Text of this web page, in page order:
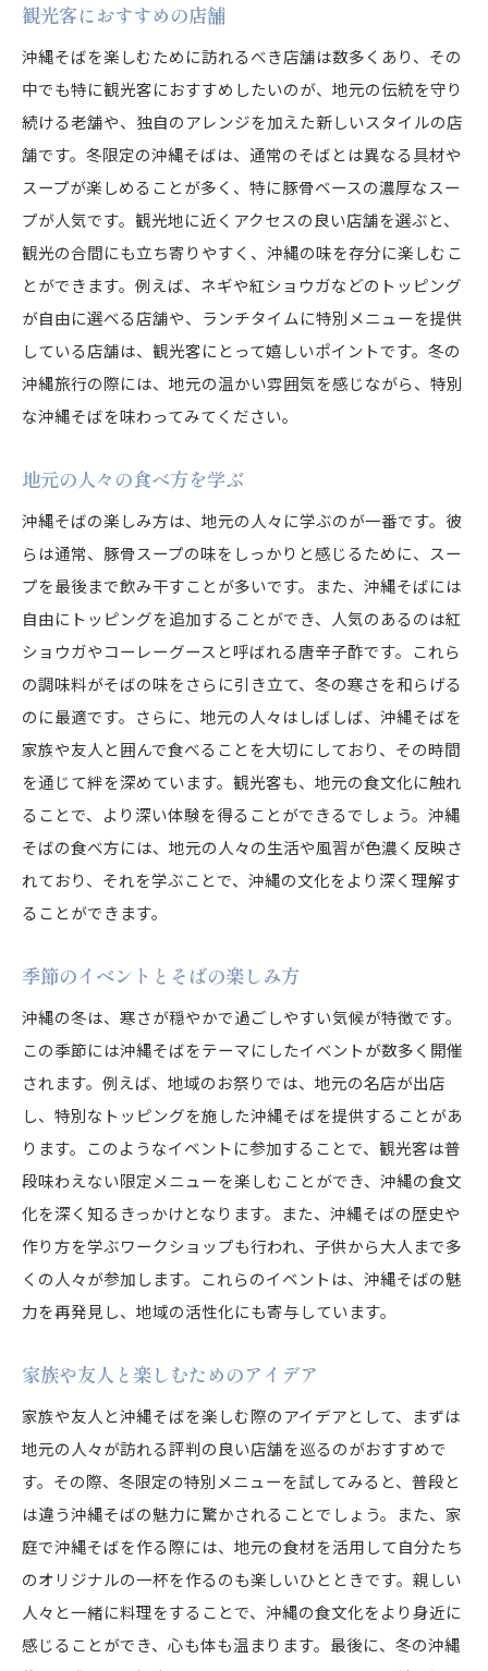
観光客におすすめの店舗
沖縄そばを楽しむために訪れるべき店舗は数多くあり、その
中でも特に観光客におすすめしたいのが、地元の伝統を守り
続ける老舗や、独自のアレンジを加えた新しいスタイルの店
舗です。冬限定の沖縄そばは、通常のそばとは異なる具材や
スープが楽しめることが多く、特に豚骨ベースの濃厚なスー
プが人気です。観光地に近くアクセスの良い店舗を選ぶと、
観光の合間にも立ち寄りやすく、沖縄の味を存分に楽しむこ
とができます。例えば、ネギや紅ショウガなどのトッピング
が自由に選べる店舗や、ランチタイムに特別メニューを提供
している店舗は、観光客にとって嬉しいポイントです。冬の
沖縄旅行の際には、地元の温かい雰囲気を感じながら、特別
な沖縄そばを味わってみてください。
地元の人々の食べ方を学ぶ
沖縄そばの楽しみ方は、地元の人々に学ぶのが一番です。彼
らは通常、豚骨スープの味をしっかりと感じるために、スー
プを最後まで飲み干すことが多いです。また、沖縄そばには
自由にトッピングを追加することができ、人気のあるのは紅
ショウガやコーレーグースと呼ばれる唐辛子酢です。これら
の調味料がそばの味をさらに引き立て、冬の寒さを和らげる
のに最適です。さらに、地元の人々はしばしば、沖縄そばを
家族や友人と囲んで食べることを大切にしており、その時間
を通じて絆を深めています。観光客も、地元の食文化に触れ
ることで、より深い体験を得ることができるでしょう。沖縄
そばの食べ方には、地元の人々の生活や風習が色濃く反映さ
れており、それを学ぶことで、沖縄の文化をより深く理解す
ることができます。
季節のイベントとそばの楽しみ方
沖縄の冬は、寒さが穏やかで過ごしやすい気候が特徴です。
この季節には沖縄そばをテーマにしたイベントが数多く開催
されます。例えば、地域のお祭りでは、地元の名店が出店
し、特別なトッピングを施した沖縄そばを提供することがあ
ります。このようなイベントに参加することで、観光客は普
段味わえない限定メニューを楽しむことができ、沖縄の食文
化を深く知るきっかけとなります。また、沖縄そばの歴史や
作り方を学ぶワークショップも行われ、子供から大人まで多
くの人々が参加します。これらのイベントは、沖縄そばの魅
力を再発見し、地域の活性化にも寄与しています。
家族や友人と楽しむためのアイデア
家族や友人と沖縄そばを楽しむ際のアイデアとして、まずは
地元の人々が訪れる評判の良い店舗を巡るのがおすすめで
す。その際、冬限定の特別メニューを試してみると、普段と
は違う沖縄そばの魅力に驚かされることでしょう。また、家
庭で沖縄そばを作る際には、地元の食材を活用して自分たち
のオリジナルの一杯を作るのも楽しいひとときです。親しい
人々と一緒に料理をすることで、沖縄の食文化をより身近に
感じることができ、心も体も温まります。最後に、冬の沖縄